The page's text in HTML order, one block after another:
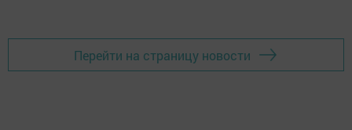
Перейти на страницу новости